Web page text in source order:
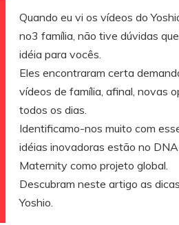
Quando eu vi os vídeos do
no3 família, não tive dúvidas
idéia para vocês.
Eles encontraram certa
vídeos de família, afinal, novas
todos os dias.
Identificamo-nos muito com
idéias inovadoras estão no
Maternity como projeto global.
Descubram neste artigo as
Yoshio.